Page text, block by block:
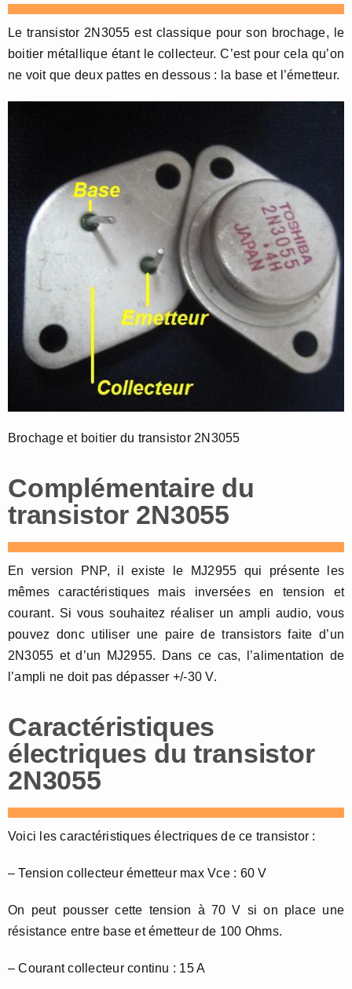
Le transistor 2N3055 est classique pour son brochage, le
boitier métallique étant le collecteur. C’est pour cela qu’on
ne voit que deux pattes en dessous : la base et l’émetteur.
Brochage et boitier du transistor 2N3055
Complémentaire du
transistor 2N3055
En version PNP, il existe le MJ2955 qui présente les
mêmes caractéristiques mais inversées en tension et
courant. Si vous souhaitez réaliser un ampli audio, vous
pouvez donc utiliser une paire de transistors faite d’un
2N3055 et d’un MJ2955. Dans ce cas, l’alimentation de
l’ampli ne doit pas dépasser +/-30 V.
Caractéristiques
électriques du transistor
2N3055
Voici les caractéristiques électriques de ce transistor :
– Tension collecteur émetteur max Vce : 60 V
On peut pousser cette tension à 70 V si on place une
résistance entre base et émetteur de 100 Ohms.
– Courant collecteur continu : 15 A